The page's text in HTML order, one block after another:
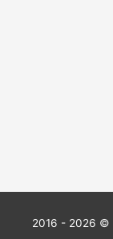
2016 - 2026 ©